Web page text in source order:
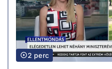
2 perc